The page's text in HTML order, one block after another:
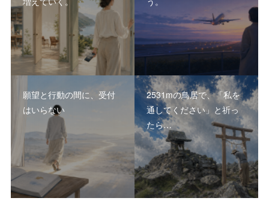
願望と行動の間に、受付
はいらない
2531mの鳥居で、「私を
通してください」と祈っ
たら…